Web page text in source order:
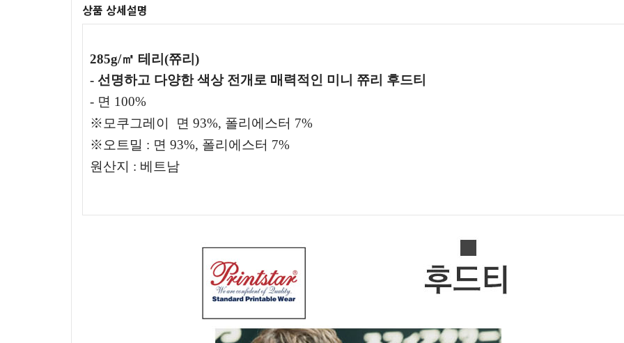
상품 상세설명
285g/㎡ 테리(쮸리)
- 선명하고 다양한 색상 전개로 매력적인 미니 쮸리 후드티
- 면 100%
※모쿠그레이
면 93%, 폴리에스터 7%
※오트밀 : 면 93%, 폴리에스터 7%
원산지 : 베트남